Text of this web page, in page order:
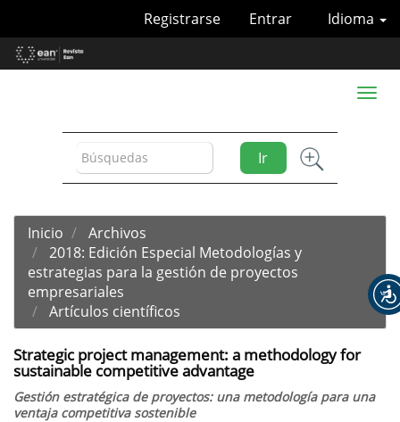
Contenido
principal
Idioma
Registrarse Entrar
Ir
Toggle
Inicio
Archivos
2018: Edición Especial Metodologías y
estrategias para la gestión de proyectos
empresariales
Artículos científicos
Strategic project management: a methodology for
sustainable competitive advantage
Gestión estratégica de proyectos: una metodología para una
ventaja competitiva sostenible